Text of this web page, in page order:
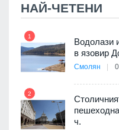
НАЙ-ЧЕТЕНИ
1
Водолази
в язовир
Смолян
2
ч.